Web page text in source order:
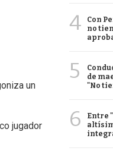
un
jugador
4
Con
no
5
de
"No
6
Entre